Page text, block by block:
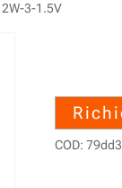
3-1.5V
COD: